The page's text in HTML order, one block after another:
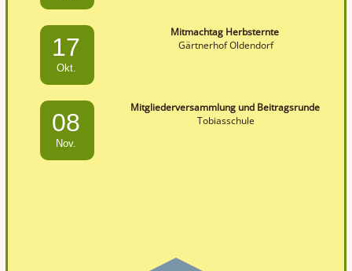
17
Okt.
Mitmachtag Herbsternte
Gärtnerhof Oldendorf
08
Nov.
Mitgliederversammlung und Beitragsrunde
Tobiasschule